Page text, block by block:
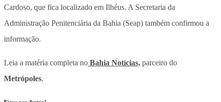
Cardoso, que fica localizado em Ilhéus. A Secretaria da
Administração Penitenciária da Bahia (Seap) também confirmou a
informação.
Leia a matéria completa no Bahia Notícias, parceiro do
Metrópoles.